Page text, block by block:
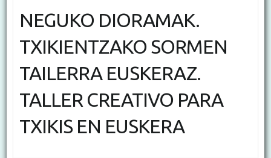
NEGUKO DIORAMAK.
TXIKIENTZAKO SORMEN
TAILERRA EUSKERAZ.
TALLER CREATIVO PARA
TXIKIS EN EUSKERA